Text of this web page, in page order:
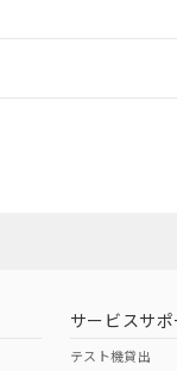
サービスサポ
テスト機貸出